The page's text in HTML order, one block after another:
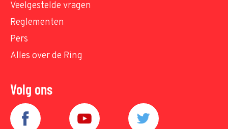
Veelgestelde vragen
Reglementen
Pers
Alles over de Ring
Volg ons